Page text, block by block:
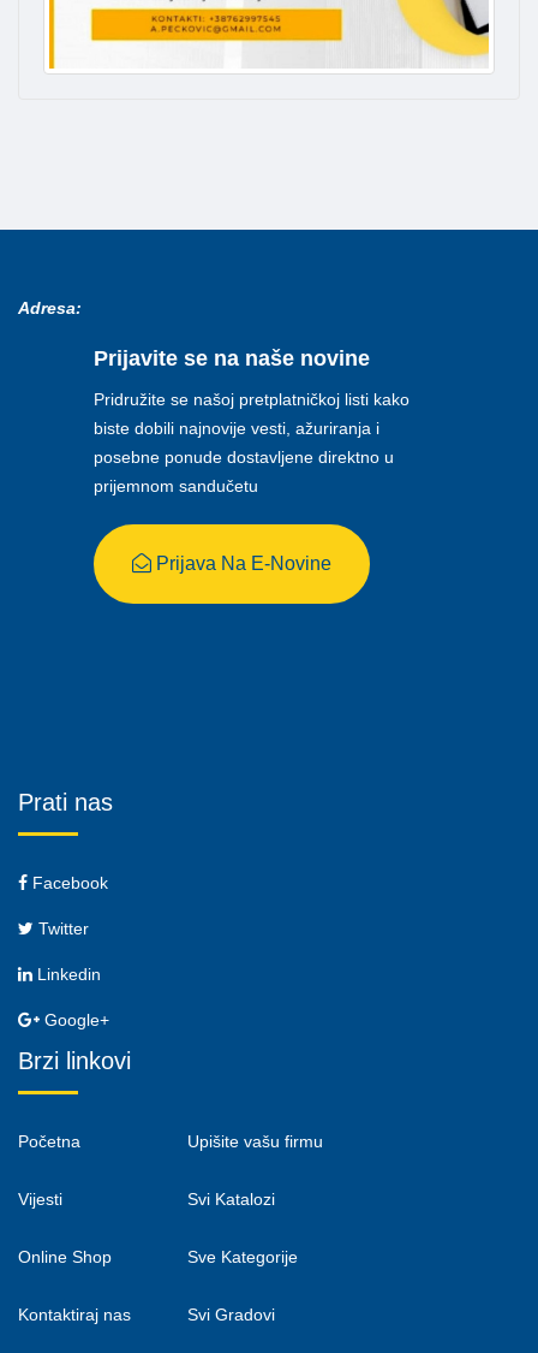
Adresa:
Prijavite se na naše novine
Pridružite se našoj pretplatničkoj listi kako
biste dobili najnovije vesti, ažuriranja i
posebne ponude dostavljene direktno u
prijemnom sandučetu
Prijava Na E-Novine
Prati nas
Facebook
Twitter
Linkedin
Google+
Brzi linkovi
Početna
Vijesti
Online Shop
Kontaktiraj nas
Upišite vašu firmu
Svi Katalozi
Sve Kategorije
Svi Gradovi